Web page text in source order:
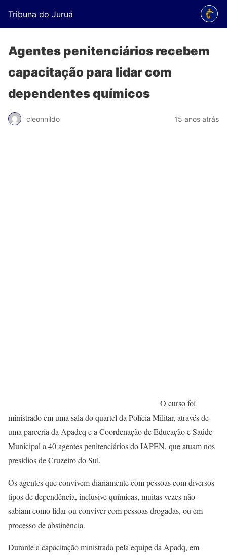
Tribuna do Juruá
Agentes penitenciários recebem
capacitação para lidar com
dependentes químicos
cleonnildo 15 anos atrás
O curso foi
ministrado em uma sala do quartel da Polícia Militar, através de
uma parceria da Apadeq e a Coordenação de Educação e Saúde
Municipal a 40 agentes penitenciários do IAPEN, que atuam nos
presídios de Cruzeiro do Sul.
Os agentes que convivem diariamente com pessoas com diversos
tipos de dependência, inclusive químicas, muitas vezes não
sabiam como lidar ou conviver com pessoas drogadas, ou em
processo de abstinência.
Durante a capacitação ministrada pela equipe da Apadq, em